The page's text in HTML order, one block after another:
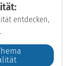
entdecken,